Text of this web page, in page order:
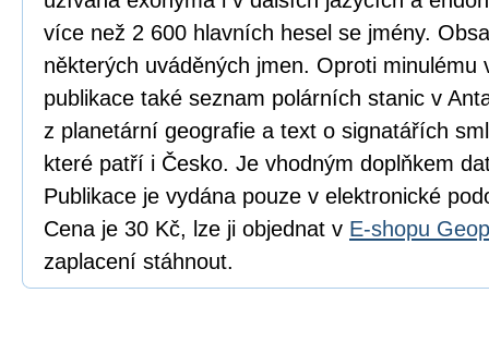
více než 2 600 hlavních hesel se jmény.
některých uváděných jmen. Oproti minulému
publikace také seznam polárních stanic v
z planetární geografie a text o signatářích
které patří i Česko. Je vhodným doplňkem
Publikace je vydána pouze v elektronické
Cena je 30 Kč, lze ji objednat v E-shopu
zaplacení stáhnout.